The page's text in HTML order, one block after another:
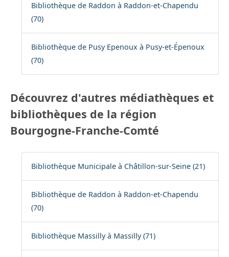
Bibliothèque de Raddon à Raddon-et-Chapendu
(70)
Bibliothèque de Pusy Epenoux à Pusy-et-Épenoux
(70)
Découvrez d'autres médiathèques et
bibliothèques de la région
Bourgogne-Franche-Comté
Bibliothèque Municipale à Châtillon-sur-Seine (21)
Bibliothèque de Raddon à Raddon-et-Chapendu
(70)
Bibliothèque Massilly à Massilly (71)